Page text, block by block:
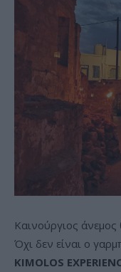
Καινούργιος
Όχι δεν είναι ο
KIMOLOS